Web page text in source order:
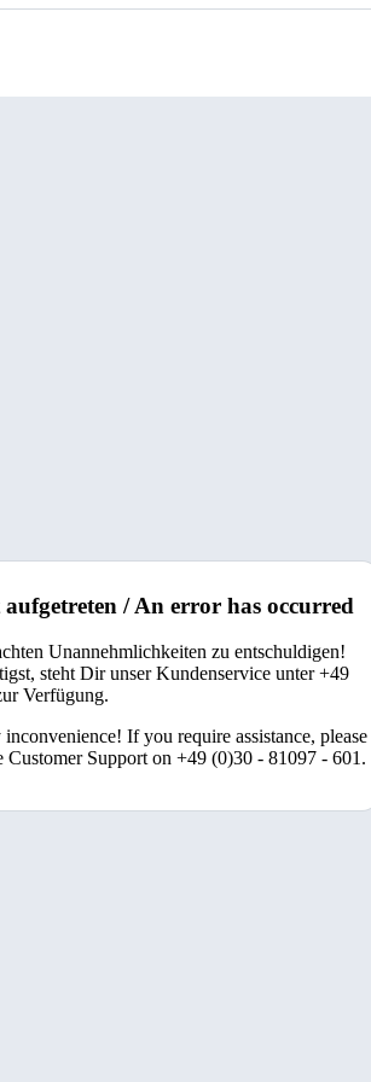
/ An error has occurred
Unannehmlichkeiten zu entschuldigen!
steht Dir unser Kundenservice unter +49
Verfügung.
If you require assistance, please
Customer Support on +49 (0)30 - 81097 - 601.